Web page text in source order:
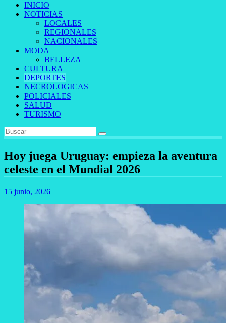
INICIO
NOTICIAS
LOCALES
REGIONALES
NACIONALES
MODA
BELLEZA
CULTURA
DEPORTES
NECROLOGICAS
POLICIALES
SALUD
TURISMO
Hoy juega Uruguay: empieza la aventura
celeste en el Mundial 2026
15 junio, 2026